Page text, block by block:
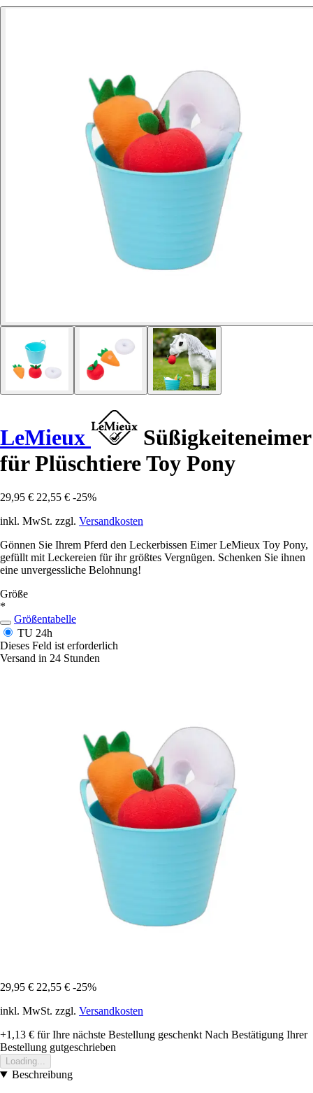
LeMieux
Süßigkeiteneimer
für Plüschtiere Toy Pony
29,95 € 22,55 € -25%
inkl. MwSt. zzgl. Versandkosten
Gönnen Sie Ihrem Pferd den Leckerbissen Eimer LeMieux Toy Pony,
gefüllt mit Leckereien für ihr größtes Vergnügen. Schenken Sie ihnen
eine unvergessliche Belohnung!
Größe
*
Größentabelle
TU 24h
Dieses Feld ist erforderlich
Versand in 24 Stunden
29,95 € 22,55 € -25%
inkl. MwSt. zzgl. Versandkosten
+1,13 € für Ihre nächste Bestellung geschenkt Nach Bestätigung Ihrer
Bestellung gutgeschrieben
Loading...
Beschreibung